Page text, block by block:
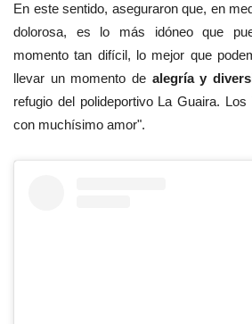
En este sentido, aseguraron que, en
dolorosa, es lo más idóneo que
momento tan difícil, lo mejor que
llevar un momento de alegría y
refugio del polideportivo La Guaira.
con muchísimo amor".